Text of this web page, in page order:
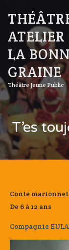
ATELIER
LA
GRAINE
Théâtre Jeune Public
T’es
Conte
De 6 à 12 ans
Compagnie